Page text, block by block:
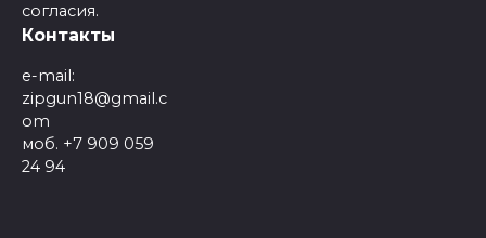
согласия.
Контакты
e-mail:
zipgun18@gmail.c
om
моб. +7 909 059
24 94